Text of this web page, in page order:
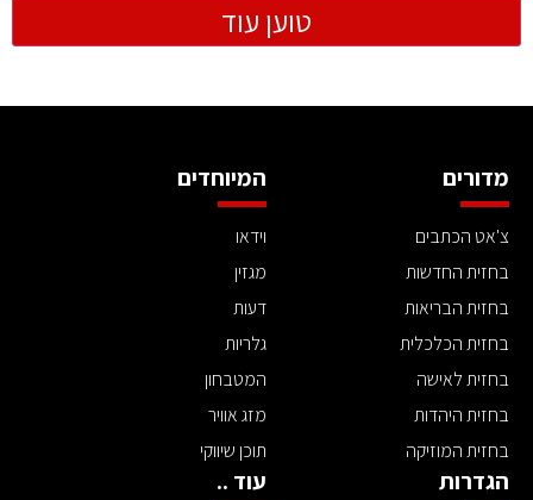
טוען עוד
מדורים
צ'אט הכתבים
בחזית החדשות
בחזית הבריאות
בחזית הכלכלית
בחזית לאישה
בחזית היהדות
בחזית המוזיקה
המיוחדים
וידאו
מגזין
דעות
גלריות
המטבחון
מזג אוויר
תוכן שיווקי
הגדרות עוד ..